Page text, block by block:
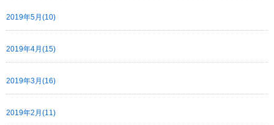
2019年5月(10)
2019年4月(15)
2019年3月(16)
2019年2月(11)